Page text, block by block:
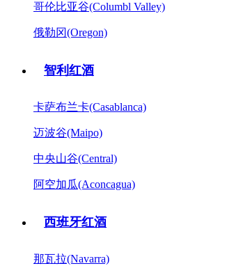
哥伦比亚谷(Columbl Valley)
俄勒冈(Oregon)
智利红酒
卡萨布兰卡(Casablanca)
迈波谷(Maipo)
中央山谷(Central)
阿空加瓜(Aconcagua)
西班牙红酒
那瓦拉(Navarra)